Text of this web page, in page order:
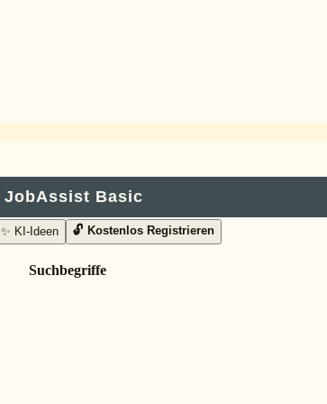
JobAssist Basic
✨ KI-Ideen 🔓 Kostenlos Registrieren
Suchbegriffe